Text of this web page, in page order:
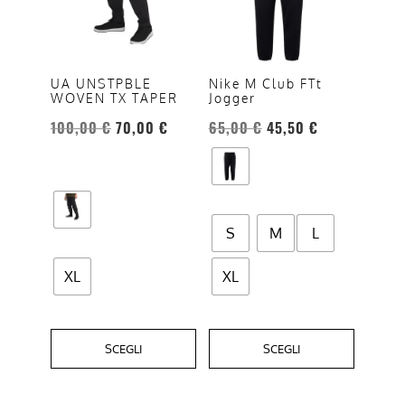
UA UNSTPBLE
WOVEN TX TAPER
100,00€ 70,00 €
XL
SCEGLI
varianti.
opzioni
possono
essere
pagina
del
Nike M Club FTt
Jogger
65,00€ 45,50 €
S M L
XL
SCEGLI
varianti.
opzioni
possono
essere
scelte
nella
del
prodotto